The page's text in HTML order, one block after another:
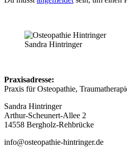
Sandra Hintringer
Praxisadresse:
Praxis für Osteopathie,
Sandra Hintringer
Arthur-Scheunert-Allee 2
14558 Bergholz-Rehbrücke
info@osteopathie-hintringer.de